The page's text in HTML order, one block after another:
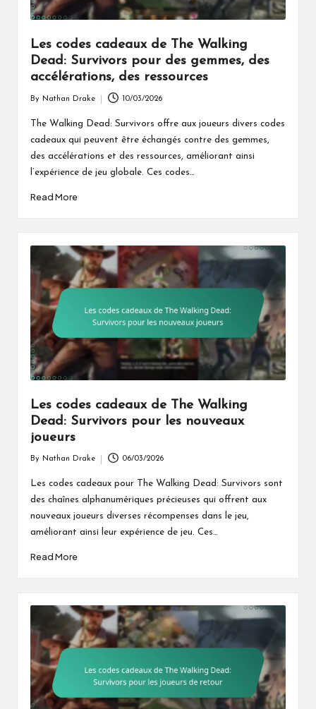
Les codes cadeaux de The Walking
Dead: Survivors pour des gemmes, des
accélérations, des ressources
by
By Nathan Drake 10/03/2026
The Walking Dead: Survivors offre aux joueurs divers codes
cadeaux qui peuvent être échangés contre des gemmes,
des accélérations et des ressources, améliorant ainsi
l’expérience de jeu globale. Ces codes…
Read More
Les codes cadeaux de The Walking
Dead: Survivors pour les nouveaux
joueurs
by
By Nathan Drake 06/03/2026
Les codes cadeaux pour The Walking Dead: Survivors sont
des chaînes alphanumériques précieuses qui offrent aux
nouveaux joueurs diverses récompenses dans le jeu,
améliorant ainsi leur expérience de jeu. Ces…
Read More